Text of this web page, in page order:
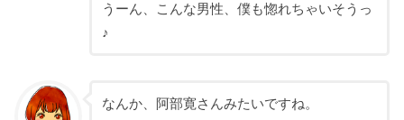
うーん、こんな男性、僕も惚れちゃいそうっ
♪
なんか、阿部寛さんみたいですね。